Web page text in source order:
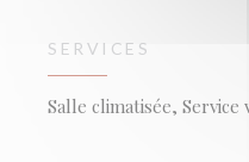
SERVICES
Salle climatisée,